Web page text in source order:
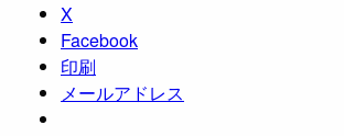
X
Facebook
印刷
メールアドレス